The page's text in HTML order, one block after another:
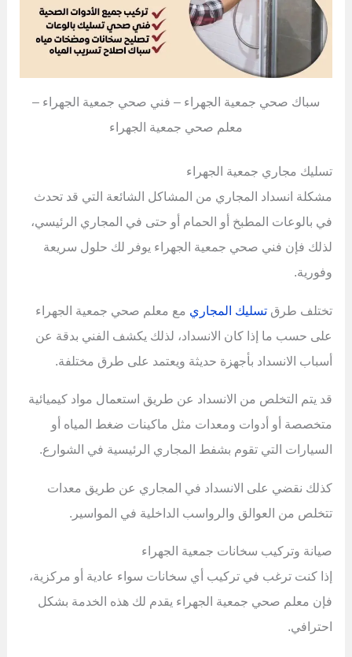
سباك صحي جمعية الجهراء – فني صحي جمعية الجهراء –
معلم صحي جمعية الجهراء
تسليك مجاري جمعية الجهراء
مشكلة انسداد المجاري من المشاكل الشائعة التي قد تحدث
في بالوعات المطبخ أو الحمام أو حتى في المجاري الرئيسي،
لذلك فإن فني صحي جمعية الجهراء يوفر لك حلول سريعة
وفورية.
تختلف طرقتسليك المجاري مع معلم صحي جمعية الجهراء
على حسب ما إذا كان الانسداد، لذلك يكشف الفني بدقة عن
أسباب الانسداد بأجهزة حديثة ويعتمد على طرق مختلفة.
قد يتم التخلص من الانسداد عن طريق استعمال مواد كيميائية
متخصصة أو أدوات ومعدات مثل ماكينات ضغط المياه أو
السيارات التي تقوم بشفط المجاري الرئيسية في الشوارع.
كذلك نقضي على الانسداد في المجاري عن طريق معدات
تتخلص من العوالق والرواسب الداخلية في المواسير.
صيانة وتركيب سخانات جمعية الجهراء
إذا كنت ترغب في تركيب أي سخانات سواء عادية أو مركزية،
فإن معلم صحي جمعية الجهراء يقدم لك هذه الخدمة بشكل
احترافي.